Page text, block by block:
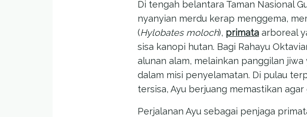
Di tengah belantara Taman Nasional
nyanyian merdu kerap menggema,
(Hylobates moloch), primata arboreal
sisa kanopi hutan. Bagi Rahayu
alunan alam, melainkan panggilan
dalam misi penyelamatan. Di pulau
tersisa, Ayu berjuang memastikan
Perjalanan Ayu sebagai penjaga